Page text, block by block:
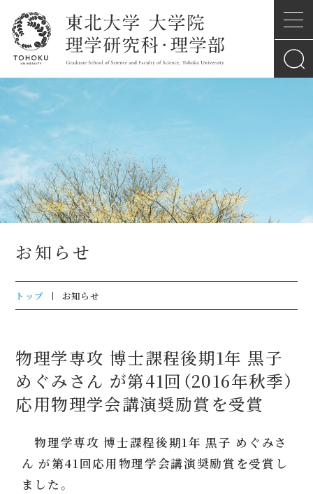
お知らせ
トップ お知らせ
物理学専攻 博士課程後期1年 黒子
めぐみさん が第41回（2016年秋季）
応用物理学会講演奨励賞を受賞
物理学専攻 博士課程後期1年 黒子 めぐみさ
ん が第41回応用物理学会講演奨励賞を受賞し
ました。